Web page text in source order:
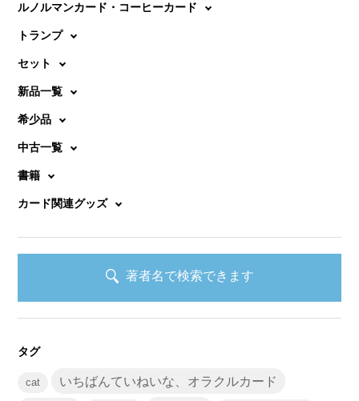
ルノルマンカード・コーヒーカード
トランプ
セット
新品一覧
希少品
中古一覧
書籍
カード関連グッズ
著者名で検索できます
タグ
cat いちばんていねいな、オラクルカード